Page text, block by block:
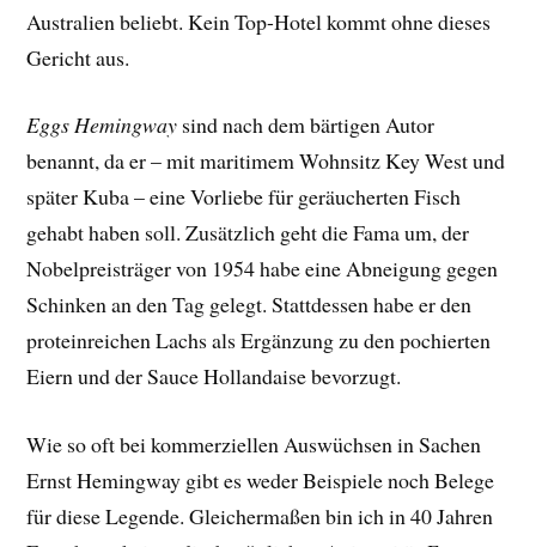
Australien beliebt. Kein Top-Hotel kommt ohne dieses
Gericht aus.
Eggs Hemingway sind nach dem bärtigen Autor
benannt, da er – mit maritimem Wohnsitz Key West und
später Kuba – eine Vorliebe für geräucherten Fisch
gehabt haben soll. Zusätzlich geht die Fama um, der
Nobelpreisträger von 1954 habe eine Abneigung gegen
Schinken an den Tag gelegt. Stattdessen habe er den
proteinreichen Lachs als Ergänzung zu den pochierten
Eiern und der Sauce Hollandaise bevorzugt.
Wie so oft bei kommerziellen Auswüchsen in Sachen
Ernst Hemingway gibt es weder Beispiele noch Belege
für diese Legende. Gleichermaßen bin ich in 40 Jahren